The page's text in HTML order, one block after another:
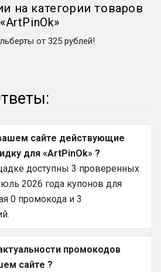
на категории товаров
«ArtPinOk»
от 325 рублей!
сайте действующие
для «ArtPinOk» ?
доступны 3 проверенных
2026 года купонов для
0 промокода и 3
промокодов
сайте ?